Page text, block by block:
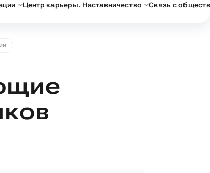
Центр карьеры. Наставничество Связь с